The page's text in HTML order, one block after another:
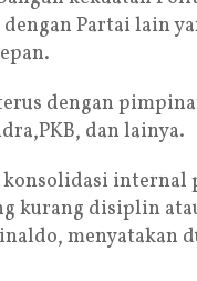
Partai lain
dengan
dan lainya.
konsolidasi internal
kurang disiplin
menyatakan